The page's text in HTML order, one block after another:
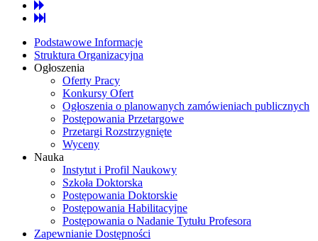
Podstawowe Informacje
Struktura Organizacyjna
Ogłoszenia
Oferty Pracy
Konkursy Ofert
Ogłoszenia o planowanych zamówieniach publicznych
Postępowania Przetargowe
Przetargi Rozstrzygnięte
Wyceny
Nauka
Instytut i Profil Naukowy
Szkoła Doktorska
Postępowania Doktorskie
Postępowania Habilitacyjne
Postępowania o Nadanie Tytułu Profesora
Zapewnianie Dostępności